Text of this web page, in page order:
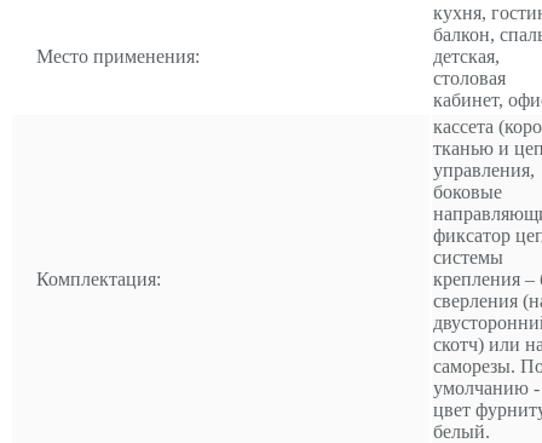
Место применения:
кухня,
балкон,
детская,
столовая
кабинет,
Комплектация:
кассета
тканью и
управления,
боковые
фиксатор
системы
крепления –
сверления
скотч) или
саморезы.
умолчанию -
цвет
белый.